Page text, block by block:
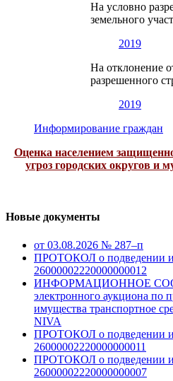
На условно
земельного
2019
На отклонение
разрешенного
2019
Информирование граждан
Оценка населением
угроз городских округов и
Новые документы
от 03.08.2026 № 287–п
ПРОТОКОЛ о подведении
26000002220000000012
ИНФОРМАЦИОННОЕ
электронного аукциона по
имущества транспортное
NIVA
ПРОТОКОЛ о подведении
26000002220000000011
ПРОТОКОЛ о подведении
26000002220000000007